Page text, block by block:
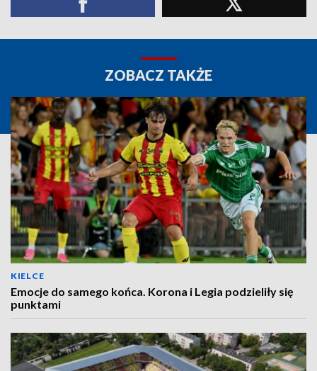
ZOBACZ TAKŻE
KIELCE
Emocje do samego końca. Korona i Legia podzieliły się
punktami